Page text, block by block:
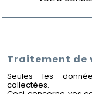
Traitement de
Seules les
collectées.